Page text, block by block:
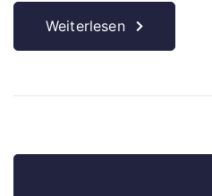
Weiterlesen